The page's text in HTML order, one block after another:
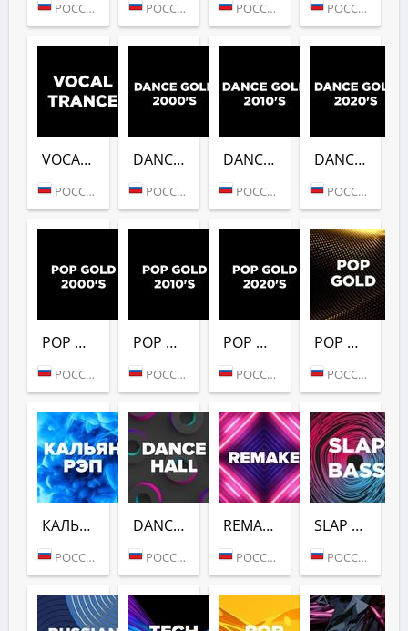
РОССИЯ (МОСКВА) РОССИЯ (МОСКВА) РОССИЯ (МОСКВА) РОССИЯ (МОСКВА)
VOCAL TRANCE (DFM)
РОССИЯ (МОСКВА)
DANCE GOLD 2000S (DFM)
РОССИЯ (МОСКВА)
DANCE GOLD 2010S (DFM)
РОССИЯ (МОСКВА)
DANCE GOLD 2020S (DFM)
РОССИЯ (МОСКВА)
POP GOLD 2000S (DFM)
РОССИЯ (МОСКВА)
POP GOLD 2010S (DFM)
РОССИЯ (МОСКВА)
POP GOLD 2020S (DFM)
РОССИЯ (МОСКВА)
POP GOLD 1990S (DFM)
РОССИЯ (МОСКВА)
КАЛЬЯН РЭП (DFM)
РОССИЯ (МОСКВА)
DANCE HALL (DFM)
РОССИЯ (МОСКВА)
REMAKE (DFM)
РОССИЯ (МОСКВА)
SLAP BASS (DFM)
РОССИЯ (МОСКВА)